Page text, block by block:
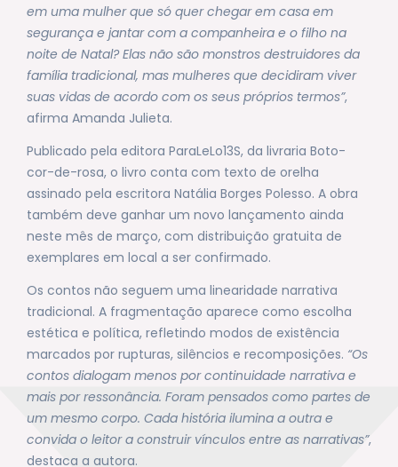
em uma mulher que só quer chegar em casa em
segurança e jantar com a companheira e o filho na
noite de Natal? Elas não são monstros destruidores da
família tradicional, mas mulheres que decidiram viver
suas vidas de acordo com os seus próprios termos”,
afirma Amanda Julieta.
Publicado pela editora ParaLeLo13S, da livraria Boto-
cor-de-rosa, o livro conta com texto de orelha
assinado pela escritora Natália Borges Polesso. A obra
também deve ganhar um novo lançamento ainda
neste mês de março, com distribuição gratuita de
exemplares em local a ser confirmado.
Os contos não seguem uma linearidade narrativa
tradicional. A fragmentação aparece como escolha
estética e política, refletindo modos de existência
marcados por rupturas, silêncios e recomposições. “Os
contos dialogam menos por continuidade narrativa e
mais por ressonância. Foram pensados como partes de
um mesmo corpo. Cada história ilumina a outra e
convida o leitor a construir vínculos entre as narrativas”,
destaca a autora.